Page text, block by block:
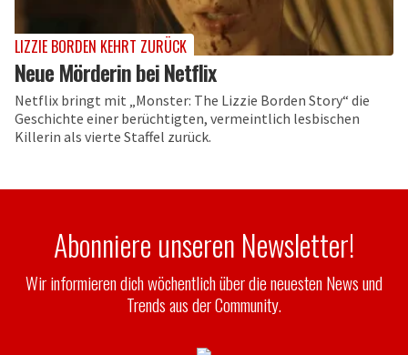
LIZZIE BORDEN KEHRT ZURÜCK
Neue Mörderin bei Netflix
Netflix bringt mit „Monster: The Lizzie Borden Story“ die
Geschichte einer berüchtigten, vermeintlich lesbischen
Killerin als vierte Staffel zurück.
Abonniere unseren Newsletter!
Wir informieren dich wöchentlich über die neuesten News und
Trends aus der Community.